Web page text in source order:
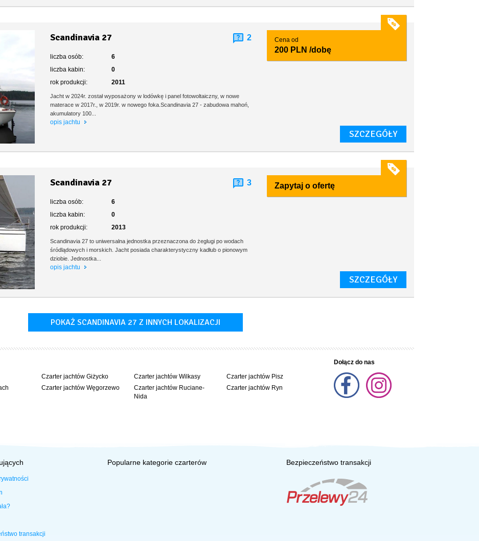
Scandinavia 27 2
liczba osób:
6
liczba kabin:
0
rok produkcji:
2011
Jacht w 2024r. został wyposażony w lodówkę i panel fotowoltaiczny, w nowe
materace w 2017r., w 2019r. w nowego foka.Scandinavia 27 - zabudowa mahoń,
akumulatory 100...
opis jachtu
Cena od
200 PLN /dobę
SZCZEGÓŁY
Scandinavia 27 3
liczba osób:
6
liczba kabin:
0
rok produkcji:
2013
Scandinavia 27 to uniwersalna jednostka przeznaczona do żeglugi po wodach
śródlądowych i morskich. Jacht posiada charakterystyczny kadłub o pionowym
dziobie. Jednostka...
opis jachtu
Zapytaj o ofertę
SZCZEGÓŁY
POKAŻ SCANDINAVIA 27 Z INNYCH LOKALIZACJI
Czarter jachtów Giżycko
Czarter jachtów Węgorzewo
Czarter jachtów Wilkasy
Czarter jachtów Ruciane-
Nida
Czarter jachtów Pisz
Czarter jachtów Ryn
Dołącz do nas
transakcji
Popularne kategorie czarterów Bezpieczeństwo transakcji